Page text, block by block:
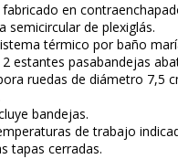
en
semicircular de plexiglás.
térmico por baño
2 estantes pasabandejas
ruedas de diámetro 7,5
bandejas.
de trabajo
tapas cerradas.